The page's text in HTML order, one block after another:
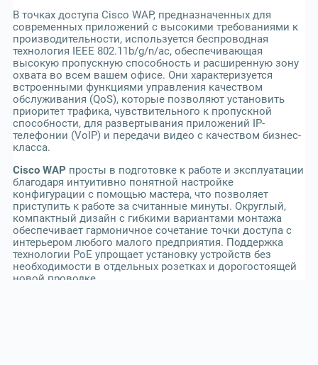
В точках доступа Cisco WAP, предназначенных для
современных приложений с высокими требованиями к
производительности, используется беспроводная
технология IEEE 802.11b/g/n/ac, обеспечивающая
высокую пропускную способность и расширенную зону
охвата во всем вашем офисе. Они характеризуется
встроенными функциями управления качеством
обслуживания (QoS), которые позволяют установить
приоритет трафика, чувствительного к пропускной
способности, для развертывания приложений IP-
телефонии (VoIP) и передачи видео с качеством бизнес-
класса.
Cisco WAP просты в подготовке к работе и эксплуатации
благодаря интуитивно понятной настройке
конфигурации с помощью мастера, что позволяет
приступить к работе за считанные минуты. Округлый,
компактный дизайн с гибкими вариантами монтажа
обеспечивает гармоничное сочетание точки доступа с
интерьером любого малого предприятия. Поддержка
технологии PoE упрощает установку устройств без
необходимости в отдельных розетках и дорогостоящей
новой проводке.